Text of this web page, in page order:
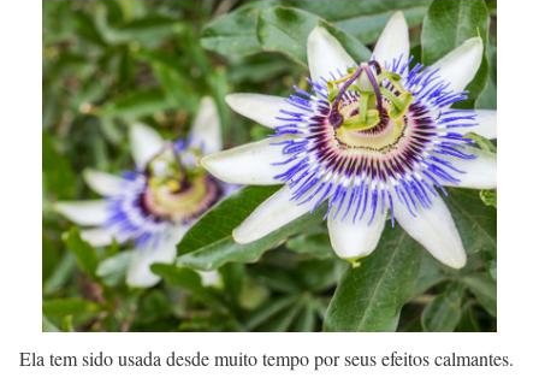
Ela tem sido usada desde muito tempo por seus efeitos calmantes.